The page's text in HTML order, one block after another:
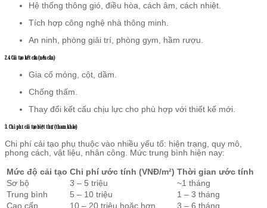
Hệ thống thông gió, điều hòa, cách âm, cách nhiệt.
Tích hợp công nghệ nhà thông minh.
An ninh, phòng giải trí, phòng gym, hầm rượu.
2.4 Cải tạo kết cấu (nếu cần)
Gia cố móng, cột, dầm.
Chống thấm.
Thay đổi kết cấu chịu lực cho phù hợp với thiết kế mới.
3. Chi phí cải tạo biệt thự (tham khảo)
Chi phí cải tạo phụ thuộc vào nhiều yếu tố: hiện trạng, quy mô,
phong cách, vật liệu, nhân công. Mức trung bình hiện nay:
Mức độ cải tạo Chi phí ước tính (VNĐ/m²) Thời gian ước tính
Sơ bộ
3 – 5 triệu
~1 tháng
Trung bình
5 – 10 triệu
1 – 3 tháng
Cao cấp
10 – 20 triệu hoặc hơn 3 – 6 tháng